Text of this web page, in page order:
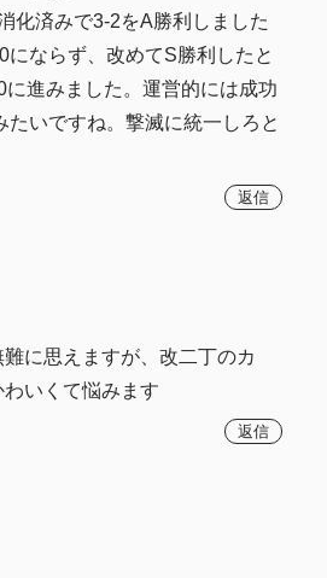
化済みで3-2をA勝利しました
ならず、改めてS勝利したと
に進みました。運営的には成功
たいですね。撃滅に統一しろと
返信
に思えますが、改二丁のカ
いくて悩みます
返信